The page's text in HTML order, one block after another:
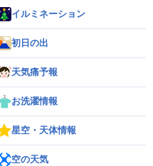
イルミネーション
初日の出
天気痛予報
お洗濯情報
星空・天体情報
空の天気